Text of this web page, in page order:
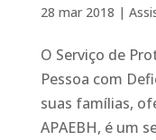
28 mar 2018 |
O Serviço de
Pessoa com
suas famílias,
APAEBH, é um